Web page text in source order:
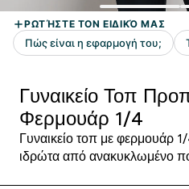
Γυναικείο Τοπ
Φερμουάρ 1/4
Γυναικείο τοπ με φερμουάρ
ιδρώτα από ανακυκλωμένο